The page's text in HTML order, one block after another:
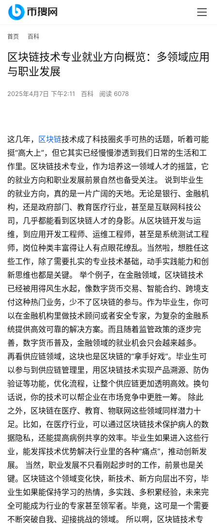
首页 百科
区块链技术专业就业方向概览：多领域应用
与职业发展
2025年4月7日 下午2:11 百科 阅读 6078
这几年， 区块链技术成了科技圈炙手可热的话题，听着可能
挺“高大上”，但它其实已经慢慢渗透到我们日常的生活和工
作里。区块链技术专业，作为培养这一领域人才的摇篮，它
的就业方向和职业发展前景自然也备受关注。 说到毕业生
的就业方向，真的是一片广阔的天地。无论是银行、金融机
构，还是政府部门、教育医疗行业，甚至是互联网科技公
司，几乎都能看到区块链人才的身影。从区块链开发与运
维，到应用开发工程师、运维工程师，甚至是系统测试工程
师，岗位种类丰富得让人有点眼花缭乱。当然啦，想胜任这
些工作，除了需要扎实的专业技术基础，动手实践能力和创
新思维也都是关键。 举个例子，在金融领域，区块链技术
已经被用得风生水起，像数字货币交易、智能合约、跨境支
付这种热门业务，少不了区块链的参与。作为毕业生，你可
以在金融机构里做技术顾问或者安全专家，为复杂的金融系
统提供高效可靠的解决方案。而且随着监管政策的逐步完
善，数字货币普及，金融领域的就业机会只会越来越多。
再看供应链领域，这块也是区块链的“拿手好戏”。毕业生可
以参与到供应链管理里，用区块链技术实现产品溯源、防伪
验证等功能，优化流程，让整个供应链更加透明高效。换句
话说，你的技术可以帮企业在市场竞争中更胜一筹。 除此
之外，区块链在医疗、教育、物联网这些领域同样潜力十
足。比如，在医疗行业，可以通过区块链技术保护病人的数
据隐私，还能提高病例共享的效率。毕业生如果进入这些行
业，能发挥技术优势解决行业里的各种“痛点”，推动创新发
展。 当然，职业发展不只看刚起步时的工作，前景也是关
键。区块链这个领域变化快，新技术、新方向层出不穷，毕
业生如果能保持学习的热情，多实践、多积累经验，未来完
全可能成为行业的专家甚至领军者。毕竟，这可是一个需要
不断突破自我、迎接挑战的领域。 所以啊，区块链技术专